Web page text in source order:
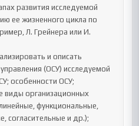
развития исследуемой
ее жизненного цикла по
Л. Грейнера или И.
и описать
(ОСУ) исследуемой
особенности ОСУ;
виды организационных
функциональные,
согласительные и др.);